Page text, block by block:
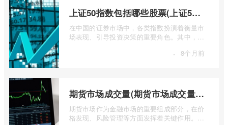
上证50指数包括哪些股票(上证50指数包含哪些股票)
在中国的证券市场中，各类指数扮演着衡量市
场表现、引导投资决策的重要角色。其中，上
· 8个月前
期货市场成交量(期货市场成交量萎缩)
期货市场作为金融市场的重要组成部分，在价
格发现、风险管理等方面发挥着关键作用。近